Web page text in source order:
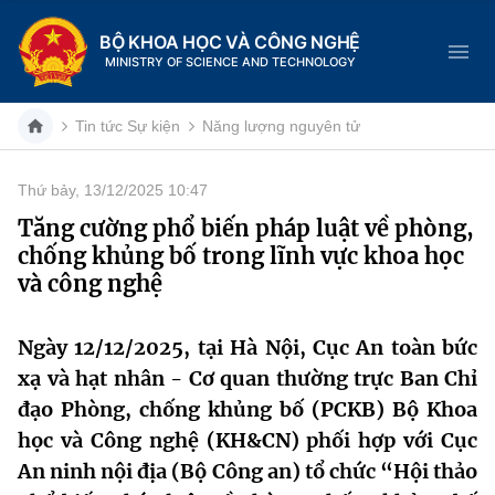
BỘ KHOA HỌC VÀ CÔNG NGHỆ
MINISTRY OF SCIENCE AND TECHNOLOGY
Danh mục
Trang chủ
Chức năng nhiệm vụ
Cơ cấu tổ chức
Lịch sử phát triển
Tin tức sự kiện
Khoa học và Công nghệ
Đổi mới sáng tạo
Dịch vụ công
Hệ thống văn bản
Tin tức Sự kiện Năng lượng nguyên tử
Thứ bảy, 13/12/2025 10:47
Tăng cường phổ biến pháp luật về phòng,
chống khủng bố trong lĩnh vực khoa học
và công nghệ
Ngày 12/12/2025, tại Hà Nội, Cục An toàn bức
xạ và hạt nhân - Cơ quan thường trực Ban Chỉ
đạo Phòng, chống khủng bố (PCKB) Bộ Khoa
học và Công nghệ (KH&CN) phối hợp với Cục
An ninh nội địa (Bộ Công an) tổ chức “Hội thảo